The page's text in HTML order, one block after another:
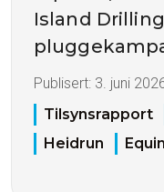
Island
Publisert: 3. juni
Tilsynsrapport
Heidrun